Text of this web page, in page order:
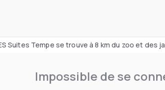
également d'une piscine extérieure chauffée
Suites Tempe se trouve à 8 km du zoo et des
Impossible de se